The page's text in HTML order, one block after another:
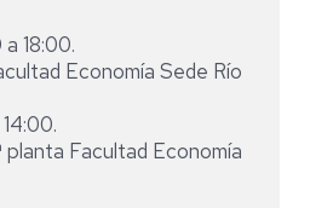
a 18:00.
Economía Sede Río
planta Facultad Economía